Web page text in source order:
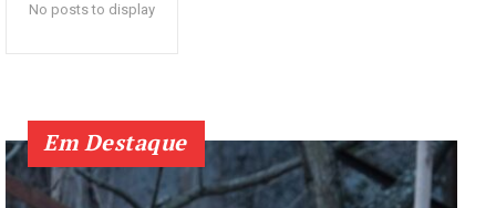
No posts to display
Em Destaque